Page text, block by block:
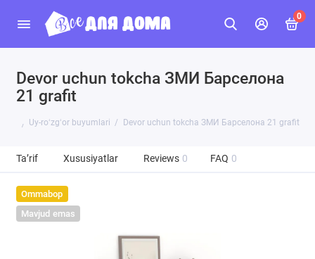
0
Devor uchun tokcha ЗМИ Барселона
21 grafit
Uy-roʻzgʻor buyumlari Devor uchun tokcha ЗМИ Барселона 21 grafit
Ta’rif Xususiyatlar Reviews 0 FAQ 0
Ommabop
Mavjud emas